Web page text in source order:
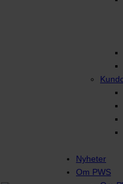
Nyheter
Om PWS